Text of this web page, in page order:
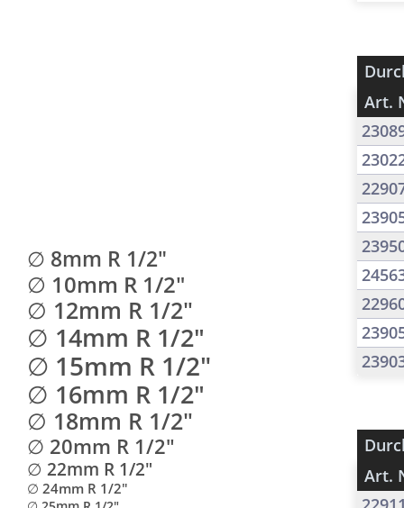
Art.
Art.
∅ 8mm R 1/2"
∅ 10mm R 1/2"
∅ 12mm R 1/2"
∅ 14mm R 1/2"
∅ 15mm R 1/2"
∅ 16mm R 1/2"
∅ 18mm R 1/2"
∅ 20mm R 1/2"
∅ 22mm R 1/2"
∅ 24mm R 1/2"